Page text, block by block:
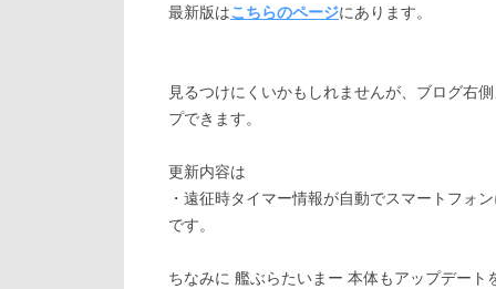
最新版はこちらのページにあります。
見るつけにくいかもしれませんが、ブログ右
プできます。
更新内容は
・遠征時タイマー情報が自動でスマートフォ
です。
ちなみに 艦ぶらたいまー 本体もアップデート